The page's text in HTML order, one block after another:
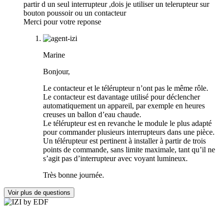
partir d un seul interrupteur ,dois je utiliser un telerupteur sur
bouton poussoir ou un contacteur
Merci pour votre reponse
Marine
Bonjour,
Le contacteur et le télérupteur n’ont pas le même rôle.
Le contacteur est davantage utilisé pour déclencher
automatiquement un appareil, par exemple en heures
creuses un ballon d’eau chaude.
Le télérupteur est en revanche le module le plus adapté
pour commander plusieurs interrupteurs dans une pièce.
Un télérupteur est pertinent à installer à partir de trois
points de commande, sans limite maximale, tant qu’il ne
s’agit pas d’interrupteur avec voyant lumineux.
Très bonne journée.
Voir plus de questions